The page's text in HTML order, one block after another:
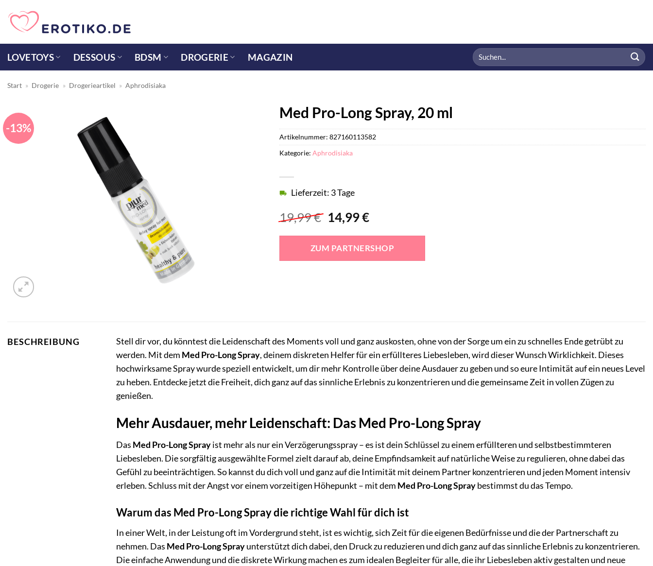
Inhalt
springen
LOVETOYS DESSOUS BDSM DROGERIE MAGAZIN
Suchen
nach:
Start » Drogerie » Drogerieartikel » Aphrodisiaka
-13%
Med Pro-Long Spray, 20 ml
19,99€ Ursprünglicher
Preis
war:
19,99 €
14,99€Aktueller
ist:
14,99 €.
Lieferzeit: 3 Tage
ZUM PARTNERSHOP
Artikelnummer: 827160113582
Kategorie: Aphrodisiaka
BESCHREIBUNG
Stell dir vor, du könntest die Leidenschaft des Moments voll und ganz auskosten, ohne von der Sorge um ein zu schnelles Ende getrübt zu
werden. Mit dem Med Pro-Long Spray, deinem diskreten Helfer für ein erfüllteres Liebesleben, wird dieser Wunsch Wirklichkeit. Dieses
hochwirksame Spray wurde speziell entwickelt, um dir mehr Kontrolle über deine Ausdauer zu geben und so eure Intimität auf ein neues Level
zu heben. Entdecke jetzt die Freiheit, dich ganz auf das sinnliche Erlebnis zu konzentrieren und die gemeinsame Zeit in vollen Zügen zu
genießen.
Mehr Ausdauer, mehr Leidenschaft: Das Med Pro-Long Spray
Das Med Pro-Long Sprayist mehr als nur ein Verzögerungsspray – es ist dein Schlüssel zu einem erfüllteren und selbstbestimmteren
Liebesleben. Die sorgfältig ausgewählte Formel zielt darauf ab, deine Empfindsamkeit auf natürliche Weise zu regulieren, ohne dabei das
Gefühl zu beeinträchtigen. So kannst du dich voll und ganz auf die Intimität mit deinem Partner konzentrieren und jeden Moment intensiv
erleben. Schluss mit der Angst vor einem vorzeitigen Höhepunkt – mit dem Med Pro-Long Spraybestimmst du das Tempo.
Warum das Med Pro-Long Spray die richtige Wahl für dich ist
In einer Welt, in der Leistung oft im Vordergrund steht, ist es wichtig, sich Zeit für die eigenen Bedürfnisse und die der Partnerschaft zu
nehmen. Das Med Pro-Long Sprayunterstützt dich dabei, den Druck zu reduzieren und dich ganz auf das sinnliche Erlebnis zu konzentrieren.
Die einfache Anwendung und die diskrete Wirkung machen es zum idealen Begleiter für alle, die ihr Liebesleben aktiv gestalten und neue